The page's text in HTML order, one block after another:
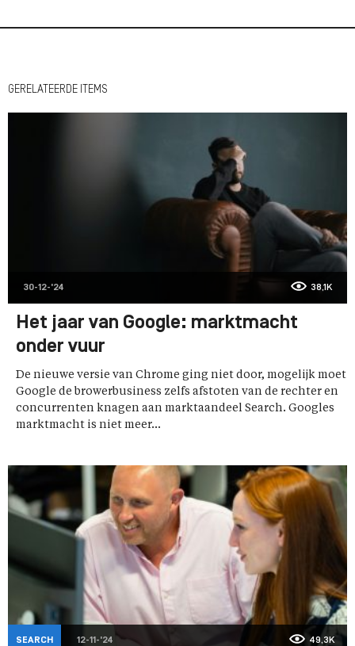
GERELATEERDE ITEMS
30-12-'24 38,1K
Het jaar van Google: marktmacht
onder vuur
De nieuwe versie van Chrome ging niet door, mogelijk moet
Google de browerbusiness zelfs afstoten van de rechter en
concurrenten knagen aan marktaandeel Search. Googles
marktmacht is niet meer...
SEARCH 12-11-'24 49,3K